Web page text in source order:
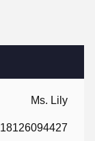
Ms. Lily